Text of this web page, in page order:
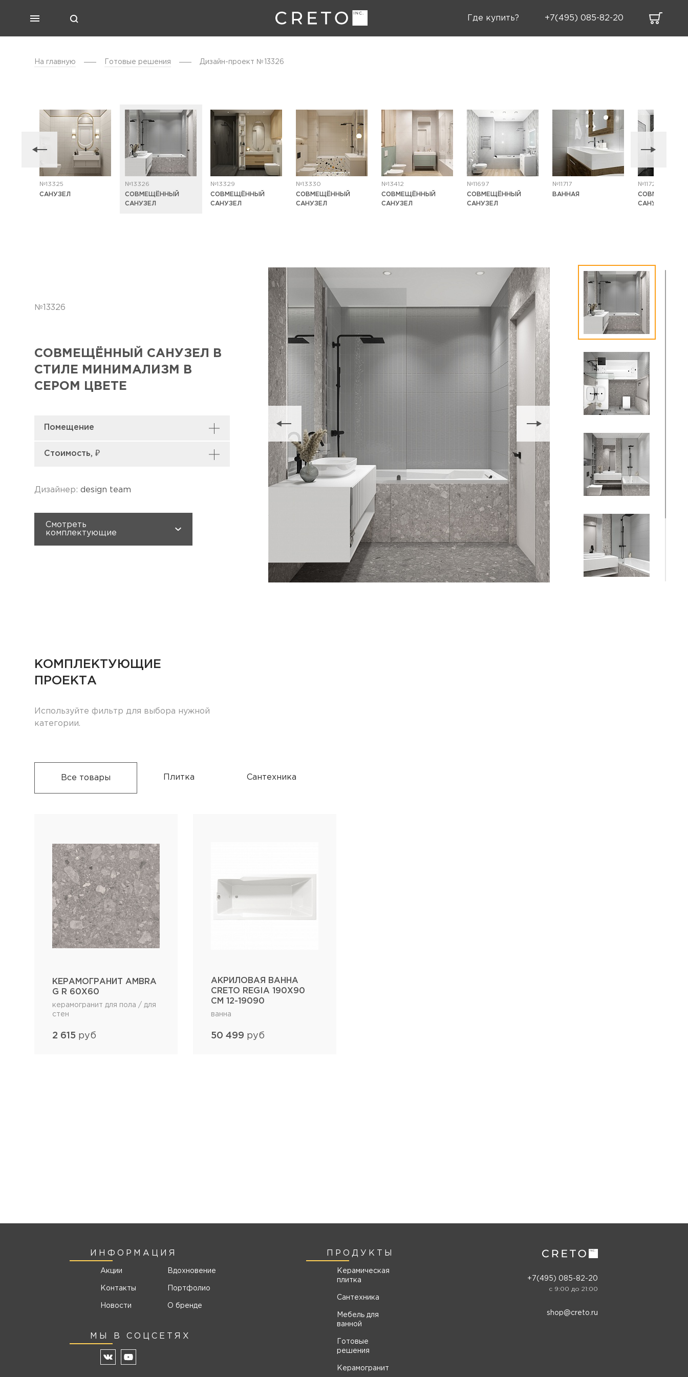
Где купить? +7(495) 085-82-20
На главную Готовые решения Дизайн-проект №13326
№13325
САНУЗЕЛ
№13326
СОВМЕЩЁННЫЙ
САНУЗЕЛ
№13329
СОВМЕЩЁННЫЙ
САНУЗЕЛ
№13330
СОВМЕЩЁННЫЙ
САНУЗЕЛ
№13412
СОВМЕЩЁННЫЙ
САНУЗЕЛ
№11697
СОВМЕЩЁННЫЙ
САНУЗЕЛ
№11717
ВАННАЯ
№11721
САНУЗЕЛ
№13326
СОВМЕЩЁННЫЙ САНУЗЕЛ В
СТИЛЕ МИНИМАЛИЗМ В
СЕРОМ ЦВЕТЕ
Помещение
Стоимость, ₽
Сантехника
Итого: 71 419
Дизайнер:design team
Смотреть
комплектующие
КОМПЛЕКТУЮЩИЕ
ПРОЕКТА
Используйте фильтр для выбора нужной
категории.
Все товары Плитка Сантехника
КЕРАМОГРАНИТ AMBRA
G R 60Х60
керамогранит для пола / для
стен
2 615 руб
АКРИЛОВАЯ ВАННА
CRETO REGIA 190Х90
СМ 12-19090
ванна
50 499 руб
ИНФОРМАЦИЯ
Акции
Контакты
Новости
Вдохновение
Портфолио
О бренде
МЫ В СОЦСЕТЯХ
ПРОДУКТЫ
Керамическая
плитка
Сантехника
Мебель для
ванной
Готовые
решения
Керамогранит
+7(495) 085-82-20
c 9:00 до 21:00
shop@creto.ru